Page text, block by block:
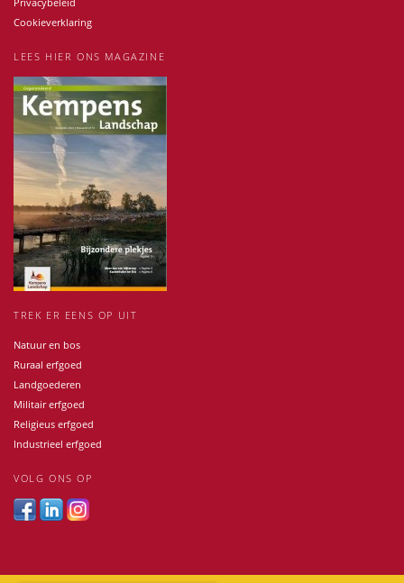
Cookieverklaring
LEES HIER ONS MAGAZINE
TREK ER EENS OP UIT
Natuur en bos
Ruraal erfgoed
Landgoederen
Militair erfgoed
Religieus erfgoed
Industrieel erfgoed
VOLG ONS OP